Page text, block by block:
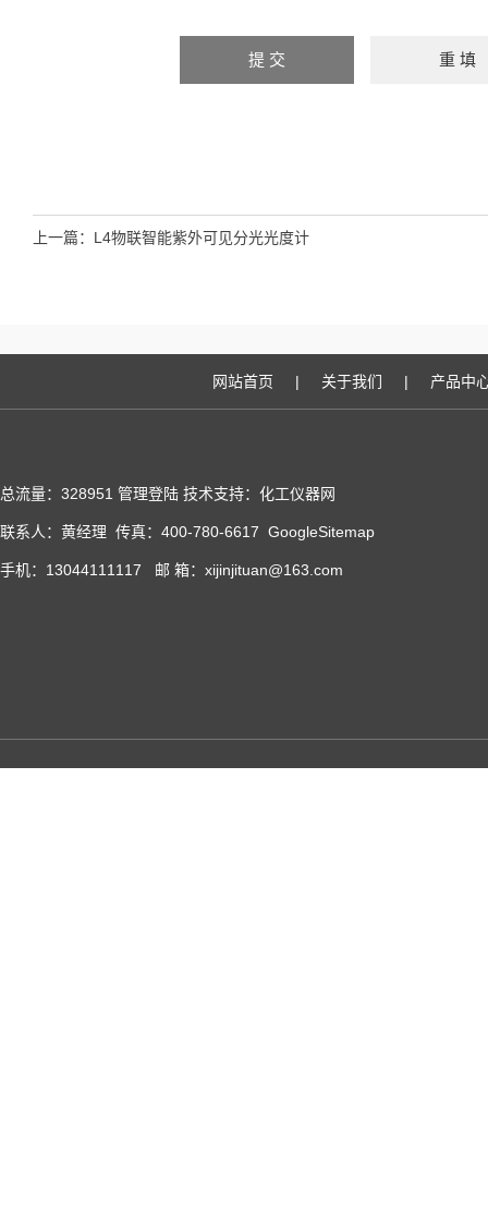
上一篇： L4物联智能紫外可见分光光度计
网站首页 | 关于我们 | 产品中
总流量：328951 管理登陆 技术支持：化工仪器网
联系人：黄经理 传真：400-780-6617 GoogleSitemap
手机：13044111117 邮 箱：xijinjituan@163.com